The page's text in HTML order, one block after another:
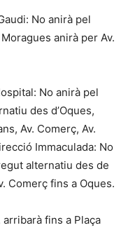
No anirà pel
anirà per Av.
No anirà pel
des d’Oques,
Av. Comerç, Av.
Immaculada: No
alternatiu des de
Comerç fins a Oques.
fins a Plaça